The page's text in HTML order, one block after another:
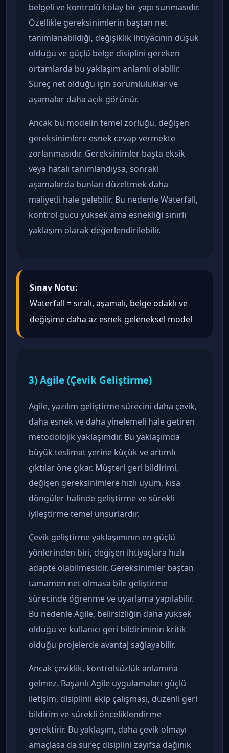
belgeli ve kontrolü kolay bir yapı sunmasıdır.
Özellikle gereksinimlerin baştan net
tanımlanabildiği, değişiklik ihtiyacının düşük
olduğu ve güçlü belge disiplini gereken
ortamlarda bu yaklaşım anlamlı olabilir.
Süreç net olduğu için sorumluluklar ve
aşamalar daha açık görünür.
Ancak bu modelin temel zorluğu, değişen
gereksinimlere esnek cevap vermekte
zorlanmasıdır. Gereksinimler başta eksik
veya hatalı tanımlandıysa, sonraki
aşamalarda bunları düzeltmek daha
maliyetli hale gelebilir. Bu nedenle Waterfall,
kontrol gücü yüksek ama esnekliği sınırlı
yaklaşım olarak değerlendirilebilir.
Sınav Notu:
Waterfall = sıralı, aşamalı, belge odaklı ve
değişime daha az esnek geleneksel model
3) Agile (Çevik Geliştirme)
Agile, yazılım geliştirme sürecini daha çevik,
daha esnek ve daha yinelemeli hale getiren
metodolojik yaklaşımdır. Bu yaklaşımda
büyük teslimat yerine küçük ve artımlı
çıktılar öne çıkar. Müşteri geri bildirimi,
değişen gereksinimlere hızlı uyum, kısa
döngüler halinde geliştirme ve sürekli
iyileştirme temel unsurlardır.
Çevik geliştirme yaklaşımının en güçlü
yönlerinden biri, değişen ihtiyaçlara hızlı
adapte olabilmesidir. Gereksinimler baştan
tamamen net olmasa bile geliştirme
sürecinde öğrenme ve uyarlama yapılabilir.
Bu nedenle Agile, belirsizliğin daha yüksek
olduğu ve kullanıcı geri bildiriminin kritik
olduğu projelerde avantaj sağlayabilir.
Ancak çeviklik, kontrolsüzlük anlamına
gelmez. Başarılı Agile uygulamaları güçlü
iletişim, disiplinli ekip çalışması, düzenli geri
bildirim ve sürekli önceliklendirme
gerektirir. Bu yaklaşım, daha çevik olmayı
amaçlasa da süreç disiplini zayıfsa dağınık